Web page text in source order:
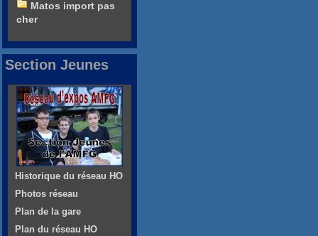
Matos import pas
cher
Section Jeunes
Historique du réseau HO
Photos réseau
Plan de la gare
Plan du réseau HO